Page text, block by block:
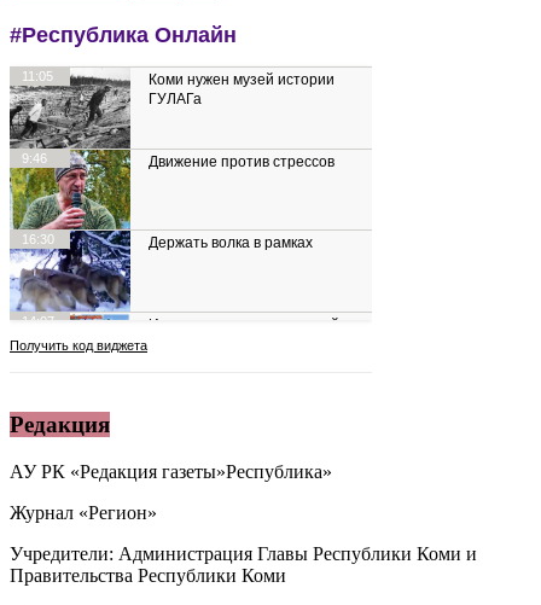
Редакция
АУ РК «Редакция газеты»Республика»
Журнал «Регион»
Учредители: Администрация Главы Республики Коми и
Правительства Республики Коми